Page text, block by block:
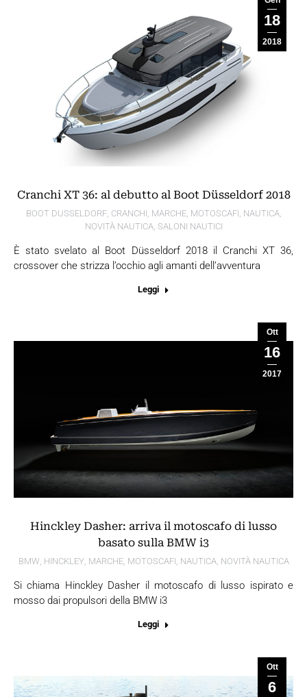
18
2018
Cranchi XT 36: al debutto al Boot Düsseldorf 2018
BOOT DUSSELDORF, CRANCHI MARCHE, MOTOSCAFI NAUTICA,
NOVITÀ NAUTICA, SALONI NAUTICI
È stato svelato al Boot Düsseldorf 2018 il Cranchi XT 36,
crossover che strizza l’occhio agli amanti dell’avventura
Leggi
Ott
16
2017
Hinckley Dasher: arriva il motoscafo di lusso
basato sulla BMW i3
BMW, HINCKLEY, MARCHE, MOTOSCAFI, NAUTICA, NOVITÀ NAUTICA
Si chiama Hinckley Dasher il motoscafo di lusso ispirato e
mosso dai propulsori della BMW i3
Leggi
Ott
6